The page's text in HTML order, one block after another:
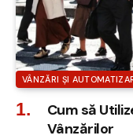
VÂNZĂRI ȘI
Cum să
Vânzărilor